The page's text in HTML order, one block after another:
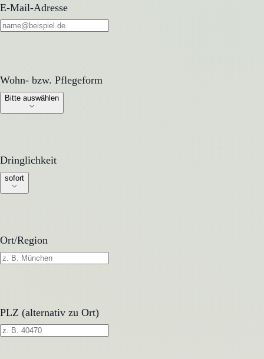
E-Mail-Adresse
Wohn- bzw. Pflegeform
Wohn- bzw. Pflegeform
Bitte auswählen
Dringlichkeit
Dringlichkeit
sofort
Ort/Region
PLZ (alternativ zu Ort)